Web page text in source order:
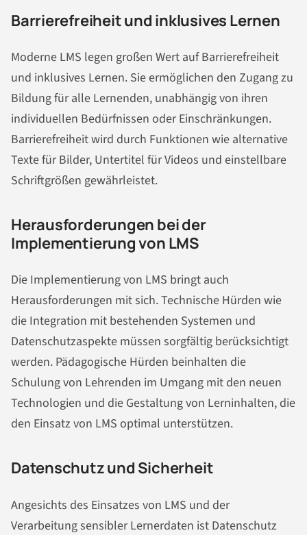
Barrierefreiheit und inklusives Lernen
Moderne LMS legen großen Wert auf Barrierefreiheit
und inklusives Lernen. Sie ermöglichen den Zugang zu
Bildung für alle Lernenden, unabhängig von ihren
individuellen Bedürfnissen oder Einschränkungen.
Barrierefreiheit wird durch Funktionen wie alternative
Texte für Bilder, Untertitel für Videos und einstellbare
Schriftgrößen gewährleistet.
Herausforderungen bei der
Implementierung von LMS
Die Implementierung von LMS bringt auch
Herausforderungen mit sich. Technische Hürden wie
die Integration mit bestehenden Systemen und
Datenschutzaspekte müssen sorgfältig berücksichtigt
werden. Pädagogische Hürden beinhalten die
Schulung von Lehrenden im Umgang mit den neuen
Technologien und die Gestaltung von Lerninhalten, die
den Einsatz von LMS optimal unterstützen.
Datenschutz und Sicherheit
Angesichts des Einsatzes von LMS und der
Verarbeitung sensibler Lernerdaten ist Datenschutz